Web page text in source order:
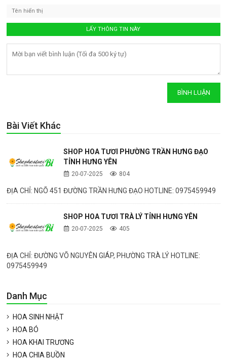
Bài Viết Khác
SHOP HOA TƯƠI PHƯỜNG TRẦN HƯNG ĐẠO
TỈNH HƯNG YÊN
20-07-2025 804
ĐỊA CHỈ: NGÕ 451 ĐƯỜNG TRẦN HƯNG ĐẠO HOTLINE: 0975459949
SHOP HOA TƯƠI TRÀ LÝ TỈNH HƯNG YÊN
20-07-2025 405
ĐỊA CHỈ: ĐƯỜNG VÕ NGUYÊN GIÁP, PHƯỜNG TRÀ LÝ HOTLINE:
0975459949
Danh Mục
HOA SINH NHẬT
HOA BÓ
HOA KHAI TRƯƠNG
HOA CHIA BUỒN